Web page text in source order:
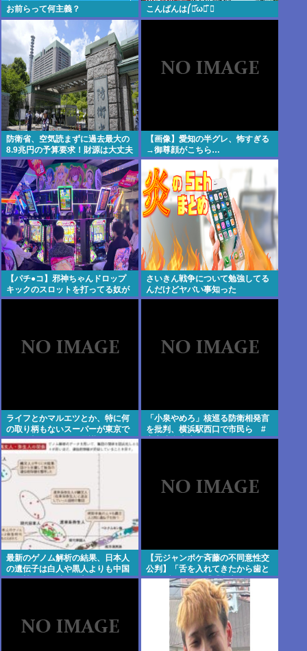
お前らって何主義？ こんばんは⎛・᷄ω・᷅ ⎞
防衛省、空気読まずに過去最大の
8.9兆円の予算要求！財源は大丈夫
か？！
【画像】愛知の半グレ、怖すぎる
→御尊顔がこちら…
【パチ●コ】邪神ちゃんドロップ
キックのスロットを打ってる奴が
ヤバすぎてワロタ
さいきん戦争について勉強してる
んだけどヤバい事知った
ライフとかマルエツとか、特に何
の取り柄もないスーパーが東京で
デカい顔してるの不思議だよな、
普通OK行くだろ
「小泉やめろ」核巡る防衛相発言
を批判、横浜駅西口で市民ら #
高市小泉麻生めちゃくちゃじゃん
最新のゲノム解析の結果、日本人
の遺伝子は白人や黒人よりも中国
人や韓国人に酷似と判明…ネトウ
【元ジャンポケ斉藤の不同意性交
公判】「舌を入れてきたから歯と
口でブロック」「『台本が飛んで
しまうからやめてください』と拒
絶」被害女性は断固として「不同
意」主張